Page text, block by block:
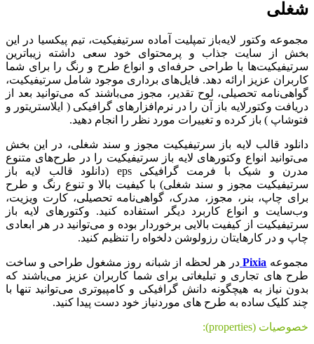
شغلی
مجموعه وکتور لایه‌باز تمپلیت آماده سرتیفیکیت، تیم پیکسیا در این
بخش از سایت جذاب و پرمحتوای خود سعی داشته زیباترین
سرتیفیکیت‌ها با طراحی حرفه‌ای و انواع طرح و رنگ را برای شما
کاربران عزیز ارائه دهد. فایل‌های برداری موجود شامل سرتیفیکیت،
گواهی‌نامه تحصیلی، لوح تقدیر، مجوز می‌باشند که می‌توانید بعد از
دریافت وکتورلایه باز آن را در نرم‌افزارهای گرافیکی ( ایلاستریتور و
فتوشاپ ) باز کرده و تغییرات مورد نظر را انجام دهید.
دانلود قالب لایه باز سرتیفیکیت مجوز و سند شغلی، در این بخش
می‌توانید انواع وکتورهای لایه باز سرتیفیکیت را در طرح‌های متنوع
مدرن و شیک با فرمت گرافیکی eps (دانلود قالب لایه باز
سرتیفیکیت مجوز و سند شغلی) با کیفیت بالا و تنوع رنگ و طرح
برای چاپ، بنر، مجوز، مدرک، گواهی‌نامه تحصیلی، کارت ویزیت،
وب‌سایت و انواع کاربرد دیگر استفاده کنید. وکتورهای لایه باز
سرتیفیکیت از کیفیت بالایی برخوردار بوده و می‌توانید در هر ابعادی
چاپ و در کارهایتان رزولوشن دلخواه را تنظیم کنید.
مجموعه Pixia در هر لحظه از شبانه روز مشغول طراحی و ساخت
طرح های تجاری و تبلیغاتی برای شما کاربران عزیز می‌باشند که
بدون نیاز به هیچگونه دانش گرافیکی و کامپیوتری می‌توانید تنها با
چند کلیک ساده به طرح های موردنیاز خود دست پیدا کنید.
خصوصیات (properties):